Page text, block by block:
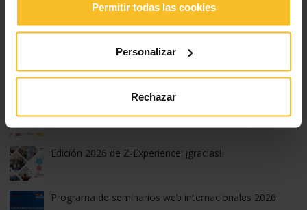
Permitir todas las cookies
Personalizar
Rechazar
Ferias, congresos y cursos
Publicaciones populares
Edición 2026 de Z-Experience: ¡gracias!
Programa de seminarios web internacionales 2026